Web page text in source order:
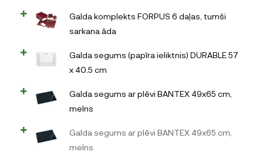
Galda komplekts FORPUS 6 daļas, tumši
sarkana āda
Galda segums (papīra ieliktnis) DURABLE 57
x 40.5 cm
Galda segums ar plēvi BANTEX 49x65 cm,
melns
Galda segums ar plēvi BANTEX 49x65 cm,
melns